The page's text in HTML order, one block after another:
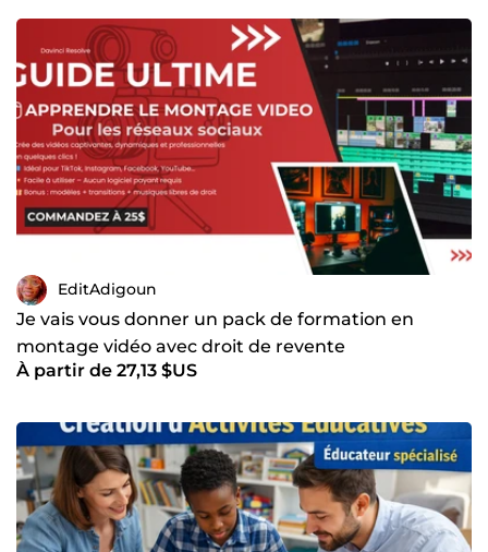
EditAdigoun
Je vais vous donner un pack de formation en
montage vidéo avec droit de revente
À partir de 27,13 $US